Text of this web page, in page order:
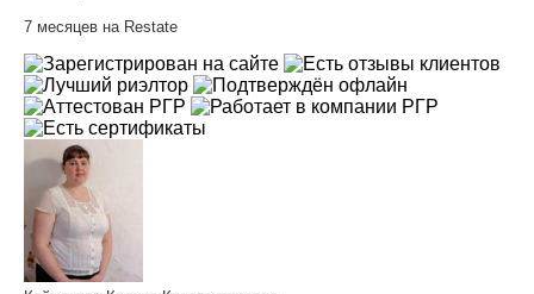
7 месяцев на Restate